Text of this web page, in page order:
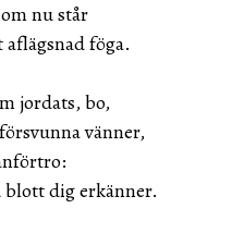
nu står
föga.
jordats, bo,
vänner,
blott dig erkänner.